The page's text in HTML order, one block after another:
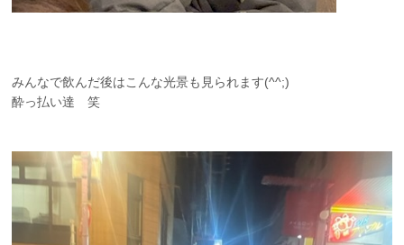
みんなで飲んだ後はこんな光景も見られます(^^;)
酔っ払い達 笑